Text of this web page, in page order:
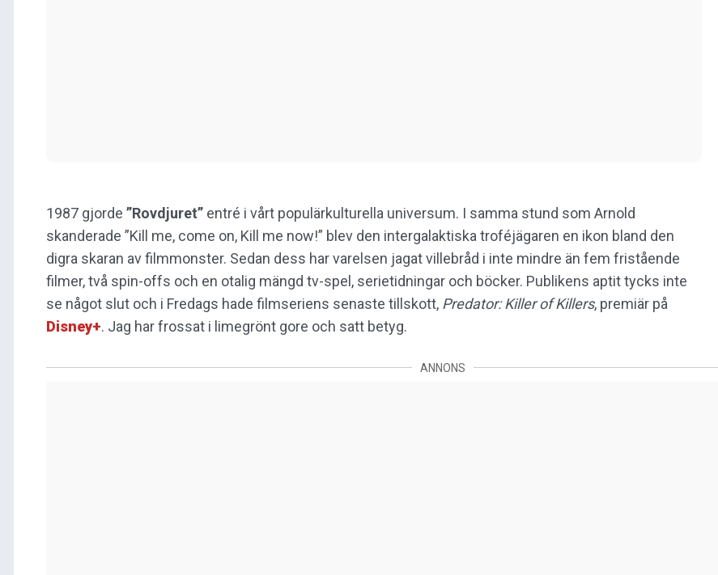
1987 gjorde ”Rovdjuret” entré i vårt populärkulturella universum. I samma stund som Arnold
skanderade ”Kill me, come on, Kill me now!” blev den intergalaktiska troféjägaren en ikon bland den
digra skaran av filmmonster. Sedan dess har varelsen jagat villebråd i inte mindre än fem fristående
filmer, två spin-offs och en otalig mängd tv-spel, serietidningar och böcker. Publikens aptit tycks inte
se något slut och i Fredags hade filmseriens senaste tillskott, Predator: Killer of Killers, premiär på
Disney+. Jag har frossat i limegrönt gore och satt betyg.
ANNONS